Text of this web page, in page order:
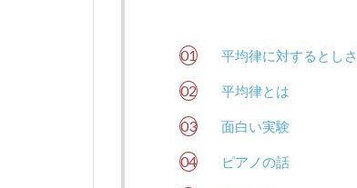
平均律に対するとし
平均律とは
面白い実験
ピアノの話